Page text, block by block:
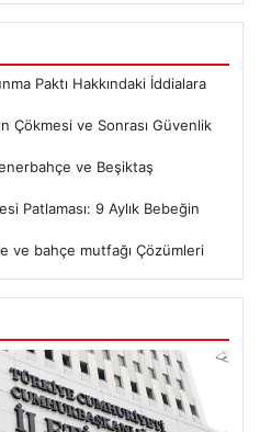
Paktı Hakkındaki İddialara
Çökmesi ve Sonrası Güvenlik
ve Beşiktaş
Patlaması: 9 Aylık Bebeğin
ve bahçe mutfağı Çözümleri